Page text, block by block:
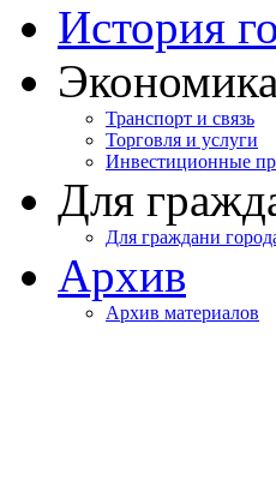
История
Экономика
Транспорт и связь
Торговля и услуги
Инвестиционные
Для
Для граждани
Архив
Архив материалов